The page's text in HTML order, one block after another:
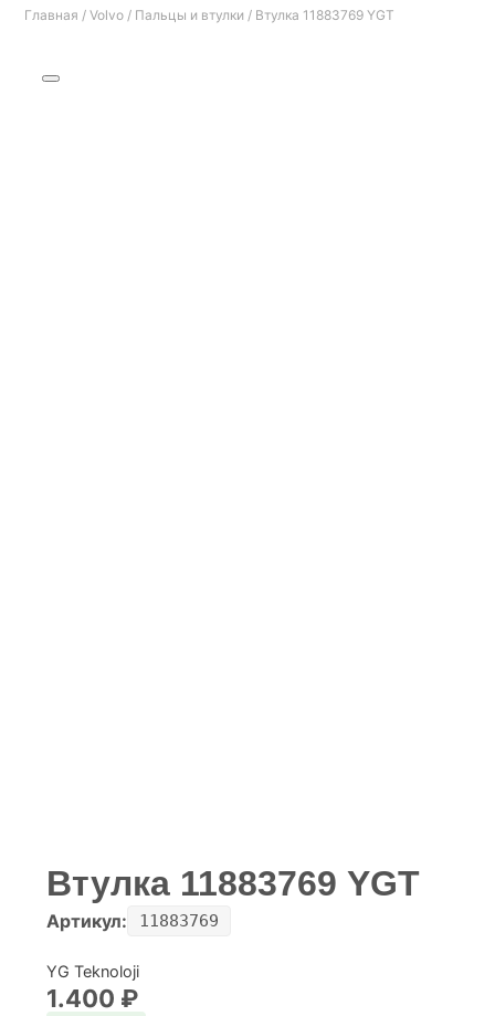
Главная / Volvo / Пальцы и втулки / Втулка 11883769 YGT
Втулка 11883769 YGT
Артикул: 11883769
YG Teknoloji
1.400 ₽